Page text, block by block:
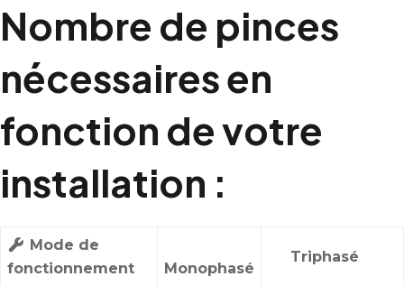
Nombre de pinces
nécessaires en
fonction de votre
installation :
Mode de
fonctionnement
Monophasé
Triphasé